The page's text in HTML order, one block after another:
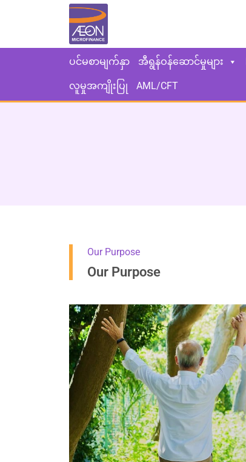
ပင်မစာမျက်နှာ အီရွန်ဝန်ဆောင်မှုများ
လူမှုအကျိုးပြု AML/CFT
Our Purpose
Our Purpose